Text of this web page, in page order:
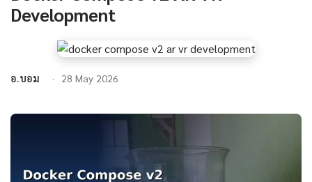
Development
อ.บอม 28 May 2026